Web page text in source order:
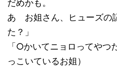
だめかも。
あ お姐さん、ヒューズの
た？」
「○かいてニョロってや
っこいているお姐）